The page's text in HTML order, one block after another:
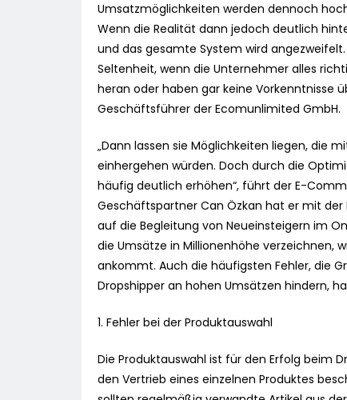
Umsatzmöglichkeiten werden dennoch
Wenn die Realität dann jedoch deutlich
und das gesamte System wird angezweifelt.
Seltenheit, wenn die Unternehmer alles
heran oder haben gar keine Vorkenntnisse
Geschäftsführer der Ecomunlimited GmbH.
„Dann lassen sie Möglichkeiten liegen, die
einhergehen würden. Doch durch die
häufig deutlich erhöhen“, führt der E-
Geschäftspartner Can Özkan hat er mit
auf die Begleitung von Neueinsteigern im
die Umsätze in Millionenhöhe verzeichnen,
ankommt. Auch die häufigsten Fehler, die
Dropshipper an hohen Umsätzen hindern,
1. Fehler bei der Produktauswahl
Die Produktauswahl ist für den Erfolg beim
den Vertrieb eines einzelnen Produktes